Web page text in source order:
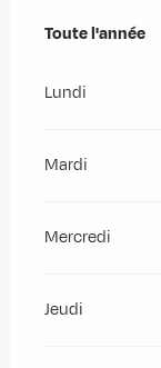
Toute l'année
Toute l'année
Lundi
Mardi
Mercredi
Jeudi